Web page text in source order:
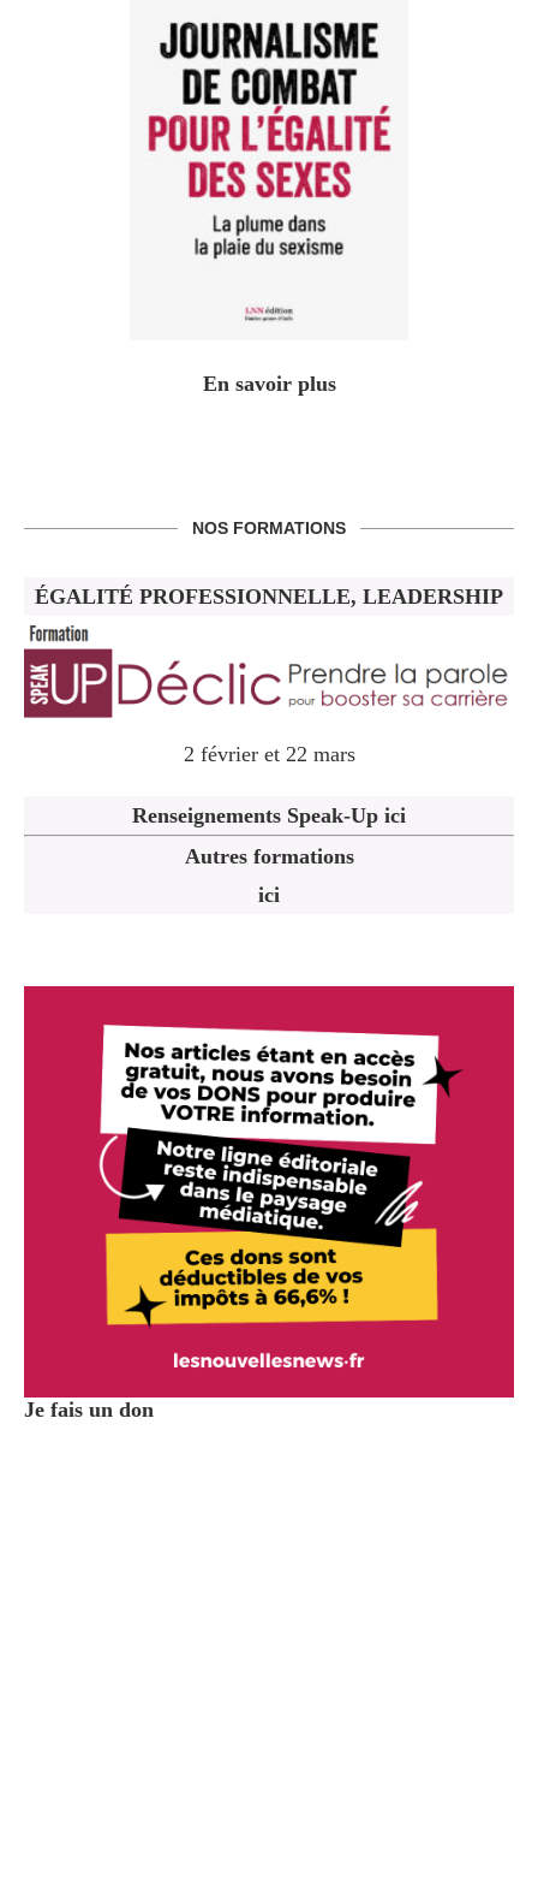
En savoir plus
NOS FORMATIONS
ÉGALITÉ PROFESSIONNELLE, LEADERSHIP
2 février et 22 mars
Renseignements Speak-Up ici
Autres formations
ici
Je fais un don